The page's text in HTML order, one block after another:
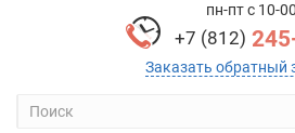
пн-пт с 10-
+7 (812)
Заказать обратный